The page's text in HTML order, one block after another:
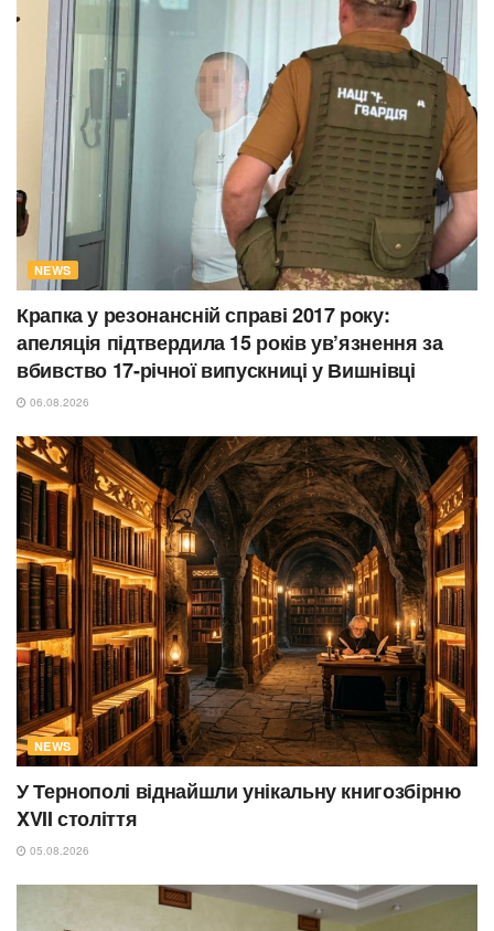
NEWS
Крапка у резонансній справі 2017 року:
апеляція підтвердила 15 років ув’язнення за
вбивство 17-річної випускниці у Вишнівці
06.08.2026
NEWS
У Тернополі віднайшли унікальну книгозбірню
XVII століття
05.08.2026